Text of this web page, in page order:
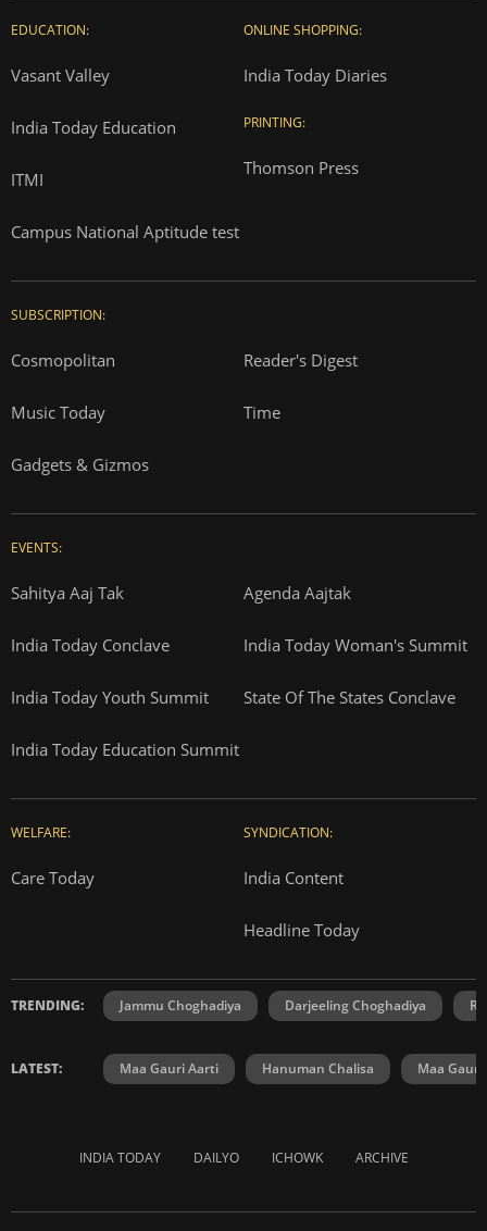
EDUCATION:
Vasant Valley
India Today Education
ITMI
Campus National Aptitude test
ONLINE SHOPPING:
India Today Diaries
PRINTING:
Thomson Press
SUBSCRIPTION:
Cosmopolitan Reader's Digest
Music Today Time
Gadgets & Gizmos
EVENTS:
Sahitya Aaj Tak Agenda Aajtak
India Today Conclave India Today Woman's Summit
India Today Youth Summit State Of The States Conclave
India Today Education Summit
WELFARE:
Care Today
SYNDICATION:
India Content
Headline Today
TRENDING: Jammu Choghadiya Darjeeling Choghadiya
LATEST: Maa Gauri Aarti Hanuman Chalisa Maa Gauri
INDIA TODAY DAILYO ICHOWK ARCHIVE